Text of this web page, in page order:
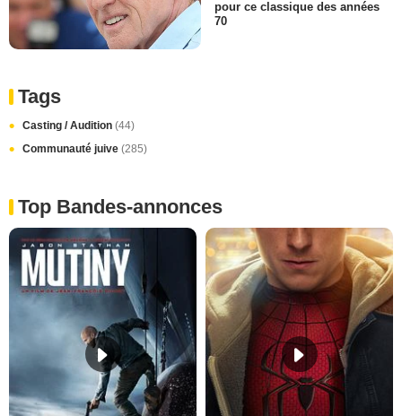
pour ce classique des années
70
Tags
Casting / Audition (44)
Communauté juive (285)
Top Bandes-annonces